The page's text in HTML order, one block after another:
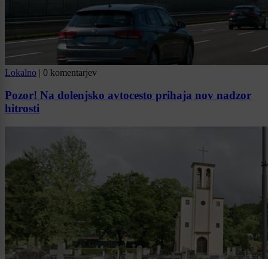
Lokalno | 0 komentarjev
Pozor! Na dolenjsko avtocesto prihaja nov nadzor
hitrosti